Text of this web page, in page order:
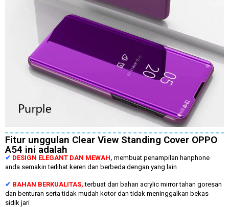
Fitur unggulan Clear View Standing Cover OPPO
A54 ini adalah
✔ DESIGN ELEGANT DAN MEWAH, membuat penampilan hanphone
anda semakin terlihat keren dan berbeda dengan yang lain
✔ BAHAN BERKUALITAS,terbuat dari bahan acrylic mirror tahan goresan
dan benturan serta tidak mudah kotor dan tidak meninggalkan bekas
sidik jari